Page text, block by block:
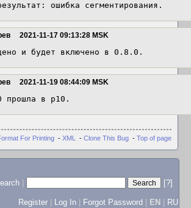
ошибка сегментирования.
2021-11-17 09:13:28 MSK
и будет включено в 0.8.0.
2021-11-19 08:44:09 MSK
прошла в p10.
For Printing - XML - Clone This Bug - Top of page
[?]
Register
Log In Forgot Password EN RU